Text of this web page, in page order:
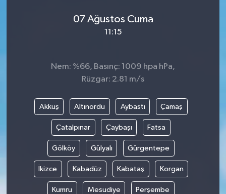
07 Ağustos Cuma
11:15
Nem: %66, Basınç: 1009 hpa hPa,
Rüzgar: 2.81 m/s
Akkuş Altınordu Aybastı Çamaş
Çatalpınar Çaybaşı Fatsa
Gölköy Gülyalı Gürgentepe
İkizce Kabadüz Kabataş Korgan
Kumru Mesudiye Perşembe